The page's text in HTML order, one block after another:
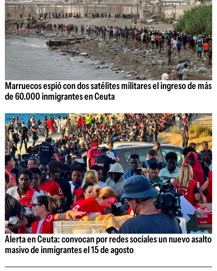
Marruecos espió con dos satélites militares el ingreso de más
de 60.000 inmigrantes en Ceuta
Alerta en Ceuta: convocan por redes sociales un nuevo asalto
masivo de inmigrantes el 15 de agosto